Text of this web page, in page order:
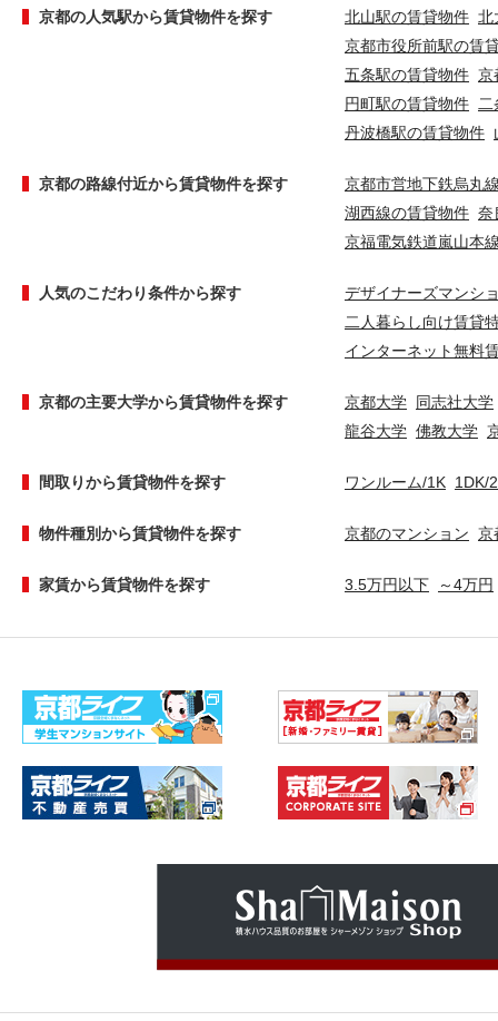
京都の人気駅から賃貸物件を探す 北山駅の賃貸物件 北
京都市役所前駅の賃
五条駅の賃貸物件 京
円町駅の賃貸物件
丹波橋駅の賃貸物件
京都の路線付近から賃貸物件を探す
京都市営地下鉄烏丸
湖西線の賃貸物件 奈
京福電気鉄道嵐山本
人気のこだわり条件から探す
デザイナーズマンシ
二人暮らし向け賃貸
インターネット無料
京都の主要大学から賃貸物件を探す 京都大学 同志社大学
龍谷大学 佛教大学
間取りから賃貸物件を探す ワンルーム/1K 1DK/
物件種別から賃貸物件を探す 京都のマンション 京
家賃から賃貸物件を探す 3.5万円以下 ～4万円